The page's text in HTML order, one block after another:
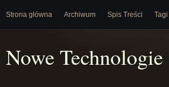
Strona główna Archiwum Spis Treści Tagi
Nowe Technologie